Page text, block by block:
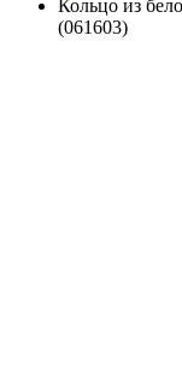
Кольцо из
(061603)